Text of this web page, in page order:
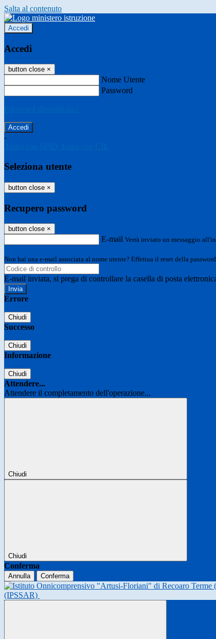
Salta al contenuto
Accedi
Accedi
button close ×
Nome Utente
Password
-
Seleziona utente
button close ×
Recupero password
button close ×
E-mail Verrà inviato un messaggio
Non hai una e-mail associata al nome utente? Effettua il reset della
E-mail inviata, si prega di controllare la casella di posta
Errore
Chiudi
Successo
Chiudi
Informazione
Chiudi
Attendere...
Attendere il completamento dell'operazione...
Chiudi
Chiudi
Conferma
Annulla Conferma
(IPSSAR)